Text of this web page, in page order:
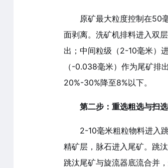
原矿最大粒度控制在50
面剥离。洗矿机排料进入双
出；中间粒级（2-10毫米）
（-0.038毫米）作为尾矿排
20%-30%降至8%以下。
第二步：重选粗选与扫选
2-10毫米粗粒物料进入
精矿层，脉石进入尾矿。跳
跳汰尾矿与旋流器底流合并